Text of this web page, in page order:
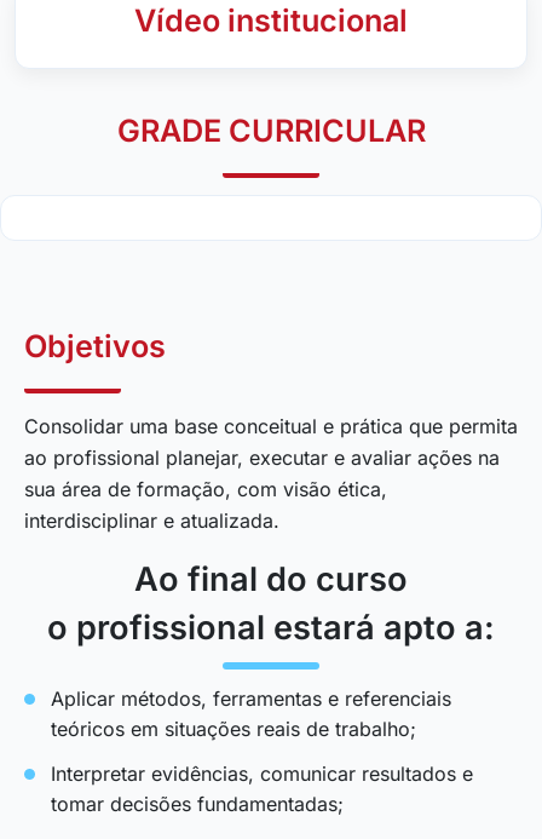
Vídeo institucional
GRADE CURRICULAR
Objetivos
Consolidar uma base conceitual e prática que permita
ao profissional planejar, executar e avaliar ações na
sua área de formação, com visão ética,
interdisciplinar e atualizada.
Ao final do curso
o profissional estará apto a:
Aplicar métodos, ferramentas e referenciais
teóricos em situações reais de trabalho;
Interpretar evidências, comunicar resultados e
tomar decisões fundamentadas;